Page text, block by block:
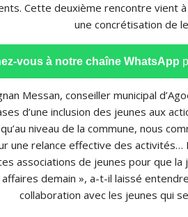
Cette deuxième rencontre vient
une concrétisation de
vous à notre chaîne WhatsApp
Messan, conseiller municipal
d’une inclusion des jeunes aux
niveau de la commune, nous
une relance effective des activités…
associations de jeunes pour que
demain », a-t-il laissé
collaboration avec les jeunes qui